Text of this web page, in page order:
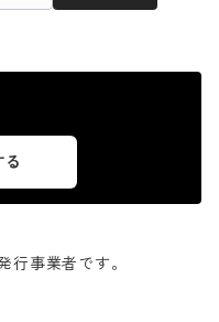
行事業者です。